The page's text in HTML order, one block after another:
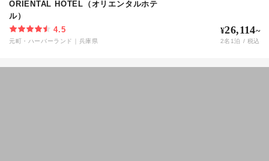
ORIENTAL HOTEL（オリエンタルホテ
ル）
4.5
元町・ハーバーランド 兵庫県
¥26,114~
2名 1泊 / 税込